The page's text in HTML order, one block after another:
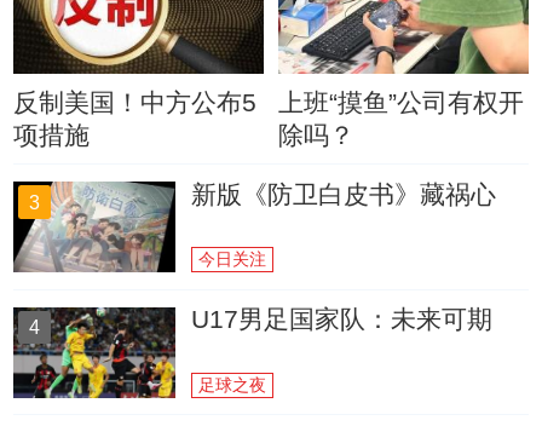
反制美国！中方公布5
项措施
上班“摸鱼”公司有权开
除吗？
3 新版《防卫白皮书》藏祸心
今日关注
4 U17男足国家队：未来可期
足球之夜